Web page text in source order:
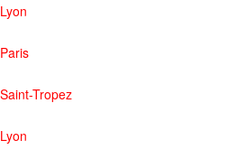
Lyon
Paris
Saint-Tropez
Lyon